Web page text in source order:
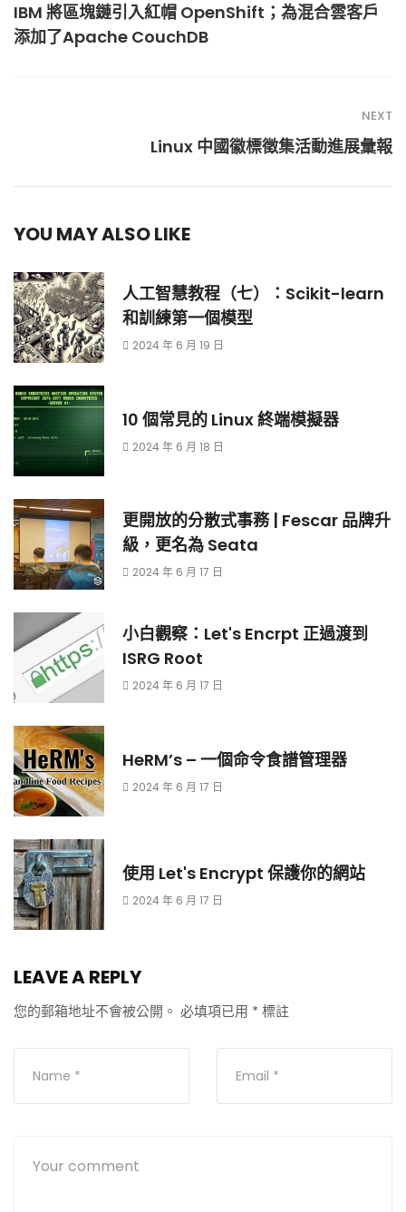
IBM 將區塊鏈引入紅帽 OpenShift；為混合雲客戶
添加了Apache CouchDB
NEXT
Linux 中國徽標徵集活動進展彙報
YOU MAY ALSO LIKE
人工智慧教程（七）：Scikit-learn
和訓練第一個模型
2024 年 6 月 19 日
10 個常見的 Linux 終端模擬器
2024 年 6 月 18 日
更開放的分散式事務 | Fescar 品牌升
級，更名為 Seata
2024 年 6 月 17 日
小白觀察：Let's Encrpt 正過渡到
ISRG Root
2024 年 6 月 17 日
HeRM’s – 一個命令食譜管理器
2024 年 6 月 17 日
使用 Let's Encrypt 保護你的網站
2024 年 6 月 17 日
LEAVE A REPLY
您的郵箱地址不會被公開。 必填項已用 * 標註